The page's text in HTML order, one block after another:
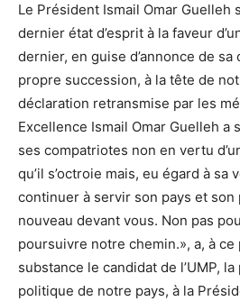
Le Président Ismail Omar Guelleh
dernier état d’esprit à la faveur
dernier, en guise d’annonce de sa
propre succession, à la tête de
déclaration retransmise par les
Excellence Ismail Omar Guelleh a
ses compatriotes non en vertu
qu’il s’octroie mais, eu égard à sa
continuer à servir son pays et son
nouveau devant vous. Non pas
poursuivre notre chemin.», a, à
substance le candidat de l’UMP,
politique de notre pays, à la